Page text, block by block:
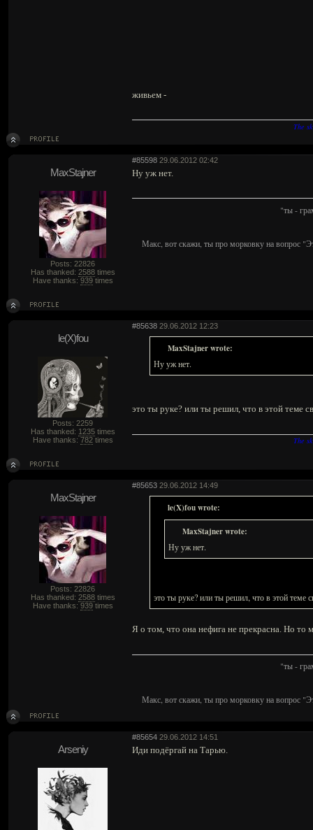
живьем -
The
#85598 29.06.2012 02:42
MaxStajner
Posts: 22826
Has thanked: 2588times
Have thanks: 939times
Ну уж нет.
"ты -
Макс, вот скажи, ты про морковку на вопрос
#85638 29.06.2012 12:23
le(X)fou
Posts: 2259
Has thanked: 1235times
Have thanks: 782times
MaxStajner wrote:
Ну уж нет.
это ты руке? или ты решил, что в этой теме
The
#85653 29.06.2012 14:49
MaxStajner
Posts: 22826
Has thanked: 2588times
Have thanks: 939times
le(X)fou wrote:
MaxStajner wrote:
Ну уж нет.
это ты руке? или ты решил, что в этой теме
Я о том, что она нефига не прекрасна. Но то
"ты -
Макс, вот скажи, ты про морковку на вопрос
#85654 29.06.2012 14:51
Arseniy Иди подёргай на Тарью.